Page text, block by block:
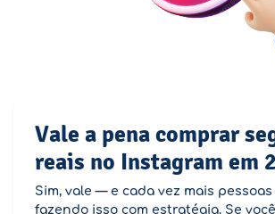
Vale a pena comprar
reais no Instagram em
Sim, vale — e cada vez mais
fazendo isso com estratégia. Se